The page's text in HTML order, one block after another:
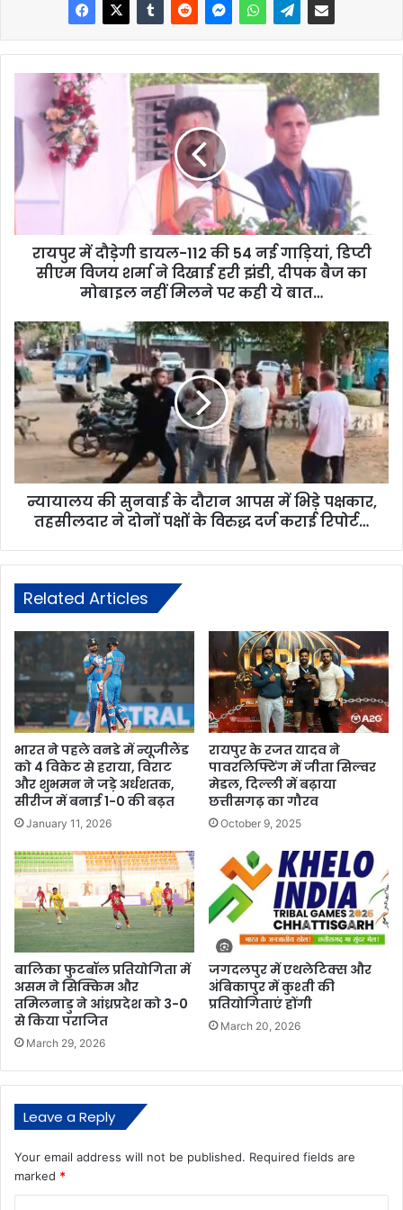
रायपुर में दौड़ेगी डायल-112 की 54 नई गाड़ियां, डिप्टी
सीएम विजय शर्मा ने दिखाई हरी झंडी, दीपक बैज का
मोबाइल नहीं मिलने पर कही ये बात…
न्यायालय की सुनवाई के दौरान आपस में भिड़े पक्षकार,
तहसीलदार ने दोनों पक्षों के विरुद्ध दर्ज कराई रिपोर्ट…
Related Articles
भारत ने पहले वनडे में न्यूजीलैंड
को 4 विकेट से हराया, विराट
और शुभमन ने जड़े अर्धशतक,
सीरीज में बनाई 1-0 की बढ़त
January 11, 2026
रायपुर के रजत यादव ने
पावरलिफ्टिंग में जीता सिल्वर
मेडल, दिल्ली में बढ़ाया
छत्तीसगढ़ का गौरव
October 9, 2025
बालिका फुटबॉल प्रतियोगिता में
असम ने सिक्किम और
तमिलनाडु ने आंध्रप्रदेश को 3-0
से किया पराजित
March 29, 2026
जगदलपुर में एथलेटिक्स और
अंबिकापुर में कुश्ती की
प्रतियोगिताएं होंगी
March 20, 2026
Leave a Reply
Your email address will not be published. Required fields are
marked *